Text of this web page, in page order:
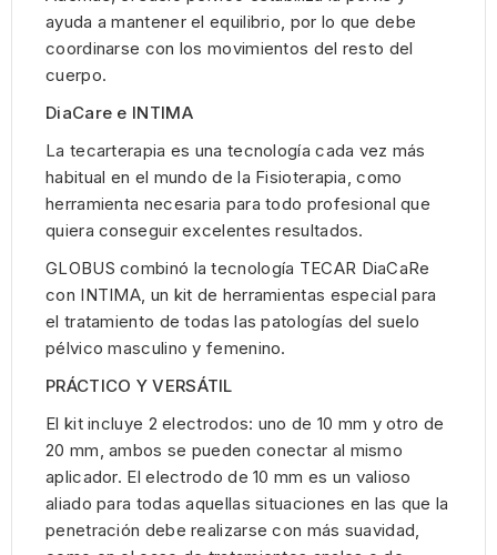
ayuda a mantener el equilibrio, por lo que debe
coordinarse con los movimientos del resto del
cuerpo.
DiaCare e INTIMA
La tecarterapia es una tecnología cada vez más
habitual en el mundo de la Fisioterapia, como
herramienta necesaria para todo profesional que
quiera conseguir excelentes resultados.
GLOBUS combinó la tecnología TECAR DiaCaRe
con INTIMA, un kit de herramientas especial para
el tratamiento de todas las patologías del suelo
pélvico masculino y femenino.
PRÁCTICO Y VERSÁTIL
El kit incluye 2 electrodos: uno de 10 mm y otro de
20 mm, ambos se pueden conectar al mismo
aplicador. El electrodo de 10 mm es un valioso
aliado para todas aquellas situaciones en las que la
penetración debe realizarse con más suavidad,